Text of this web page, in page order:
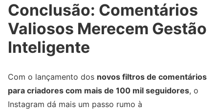
Conclusão: Comentários
Valiosos Merecem Gestão
Inteligente
Com o lançamento dos novos filtros de comentários
para criadores com mais de 100 mil seguidores, o
Instagram dá mais um passo rumo à